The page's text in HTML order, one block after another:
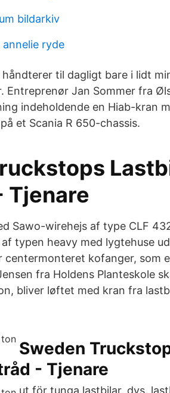
bildarkiv
ryde
til dagligt bare i lidt
Jan Sommer fra
indeholdende en Hiab-kran
et Scania R 650-chassis.
Tjenare
Sawo-wirehejs af type CLF
typen heavy med lygtehuse
centermonteret kofanger, som
fra Holdens Planteskole
bliver løftet med kran fra
Sweden
- Tjenare
ut för tunga lastbilar, dvs.